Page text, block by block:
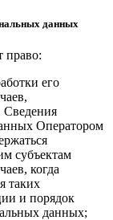
данных
право:
его
Сведения
Оператором
субъектам
когда
таких
и порядок
данных;